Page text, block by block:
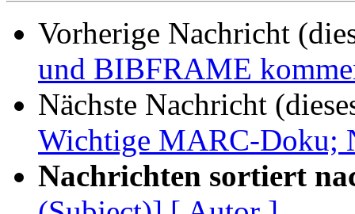
Vorherige Nachricht
und BIBFRAME
Nächste Nachricht
Wichtige MARC-Doku;
Nachrichten sortiert